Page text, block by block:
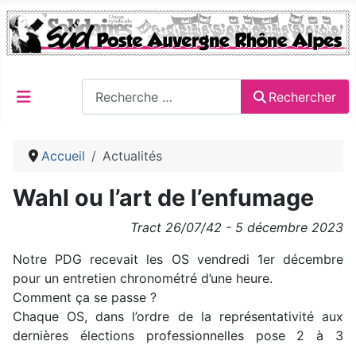
Rechercher
Accueil Actualités
Wahl ou l’art de l’enfumage
Tract 26/07/42 - 5 décembre 2023
Notre PDG recevait les OS vendredi 1er décembre
pour un entretien chronométré d’une heure.
Comment ça se passe ?
Chaque OS, dans l’ordre de la représentativité aux
dernières élections professionnelles pose 2 à 3